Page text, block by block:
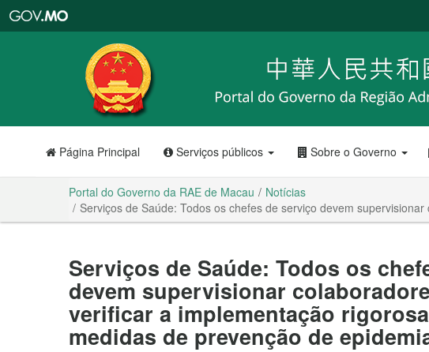
RAE
de
Macau
Página Principal Serviços públicos Sobre o Governo
Portal do Governo da RAE de Macau
Notícias
Serviços de Saúde: Todos os chefes de serviço devem
Serviços de Saúde: Todos os
devem supervisionar
verificar a implementação
medidas de prevenção de